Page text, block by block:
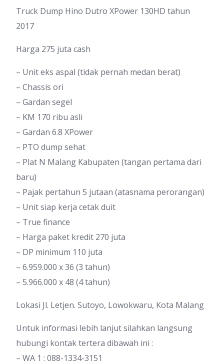
Truck Dump Hino Dutro XPower 130HD tahun
2017
Harga 275 juta cash
– Unit eks aspal (tidak pernah medan berat)
– Chassis ori
– Gardan segel
– KM 170 ribu asli
– Gardan 6.8 XPower
– PTO dump sehat
– Plat N Malang Kabupaten (tangan pertama dari
baru)
– Pajak pertahun 5 jutaan (atasnama perorangan)
– Unit siap kerja cetak duit
– True finance
– Harga paket kredit 270 juta
– DP minimum 110 juta
– 6.959.000 x 36 (3 tahun)
– 5.966.000 x 48 (4 tahun)
Lokasi Jl. Letjen. Sutoyo, Lowokwaru, Kota Malang
Untuk informasi lebih lanjut silahkan langsung
hubungi kontak tertera dibawah ini :
– WA 1 : 088-1334-3151